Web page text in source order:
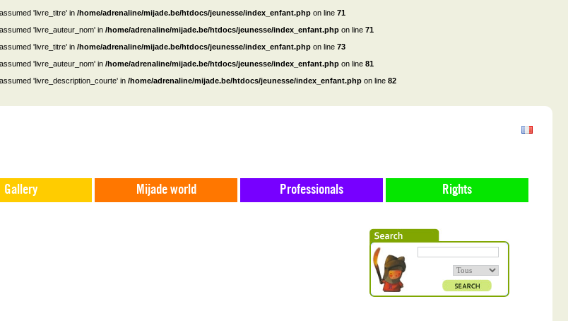
'livre_titre' in /home/adrenaline/mijade.be/htdocs/jeunesse/index_enfant.php on line 71
'livre_auteur_nom' in /home/adrenaline/mijade.be/htdocs/jeunesse/index_enfant.php on line 71
'livre_titre' in /home/adrenaline/mijade.be/htdocs/jeunesse/index_enfant.php on line 73
'livre_auteur_nom' in /home/adrenaline/mijade.be/htdocs/jeunesse/index_enfant.php on line 81
'livre_description_courte' in /home/adrenaline/mijade.be/htdocs/jeunesse/index_enfant.php on line 82
Gallery Mijade world Professionals Rights